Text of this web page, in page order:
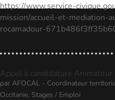
https://www.service-
mission/accueil-et-mediation-
rocamadour-
Appel à candidature
par AFOCAL - Coordinateur
Occitanie, Stages / Emploi